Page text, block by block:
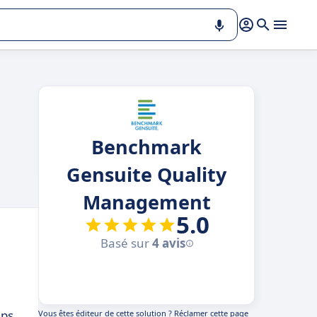
Benchmark
Gensuite Quality
Management
5.0
Basé sur4 avis
Vous êtes éditeur de cette solution ? Réclamer cette page